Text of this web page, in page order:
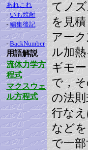
あれこれ
- いも焼酎
- 編集後記
- BackNumber
用語解説
流体力学方
程式
マクスウェ
ル方程式
てノ
を見
アー
ル加
ギモ
で，
の法
行な
など
で一